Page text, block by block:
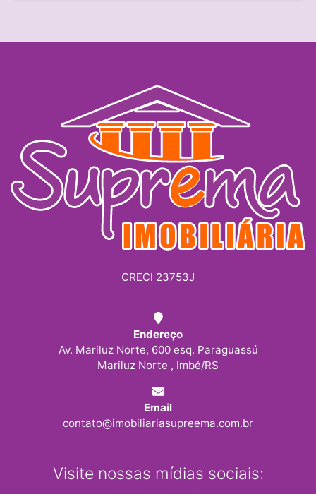
CRECI 23753J
Endereço
Av. Mariluz Norte, 600 esq. Paraguassú
Mariluz Norte , Imbé/RS
Email
contato@imobiliariasupreema.com.br
Visite nossas mídias sociais: